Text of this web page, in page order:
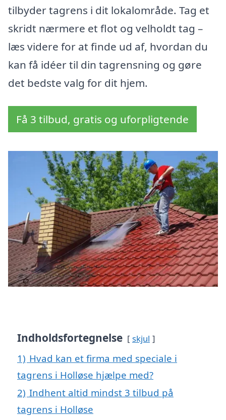
tilbyder tagrens i dit lokalområde. Tag et
skridt nærmere et flot og velholdt tag –
læs videre for at finde ud af, hvordan du
kan få idéer til din tagrensning og gøre
det bedste valg for dit hjem.
Få 3 tilbud, gratis og uforpligtende
Indholdsfortegnelse skjul
1) Hvad kan et firma med speciale i
tagrens i Holløse hjælpe med?
2) Indhent altid mindst 3 tilbud på
tagrens i Holløse